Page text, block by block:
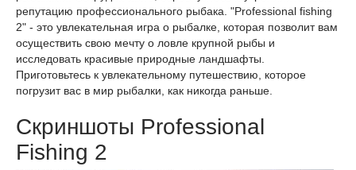
репутацию профессионального рыбака. "Professional fishing
2" - это увлекательная игра о рыбалке, которая позволит вам
осуществить свою мечту о ловле крупной рыбы и
исследовать красивые природные ландшафты.
Приготовьтесь к увлекательному путешествию, которое
погрузит вас в мир рыбалки, как никогда раньше.
Скриншоты Professional
Fishing 2